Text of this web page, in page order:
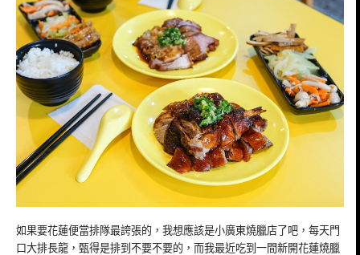
如果要花蓮便當排隊最誇張的，我想應該是小廣東燒臘店了吧，每天門
口大排長龍，甄得是排到不要不要的，而我最近吃到一間新開花蓮燒臘